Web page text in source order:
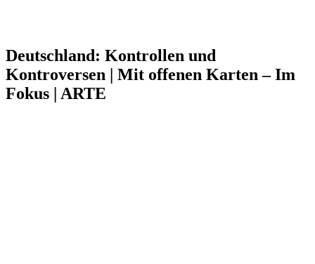
Deutschland: Kontrollen und
Kontroversen | Mit offenen Karten – Im
Fokus | ARTE